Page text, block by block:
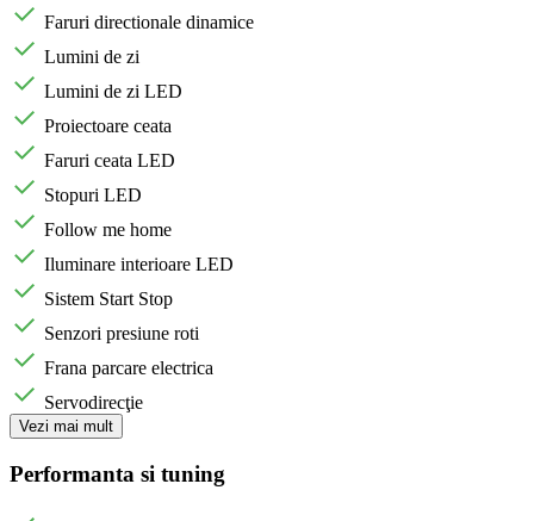
Faruri directionale dinamice
Lumini de zi
Lumini de zi LED
Proiectoare ceata
Faruri ceata LED
Stopuri LED
Follow me home
Iluminare interioare LED
Sistem Start Stop
Senzori presiune roti
Frana parcare electrica
Servodirecţie
Vezi mai mult
Performanta si tuning